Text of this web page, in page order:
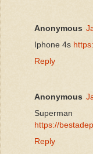
Anonymous
Iphone 4s
Reply
Anonymous
https://
Reply